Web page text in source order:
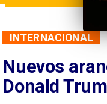
Nuevos
Donald
INTERNACIONAL